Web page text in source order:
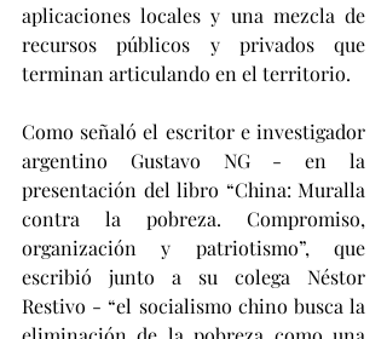
aplicaciones locales y una mezcla de
recursos públicos y privados que
terminan articulando en el territorio.
Como señaló el escritor e investigador
argentino Gustavo NG - en la
presentación del libro “China: Muralla
contra la pobreza. Compromiso,
organización y patriotismo”, que
escribió junto a su colega Néstor
Restivo - “el socialismo chino busca la